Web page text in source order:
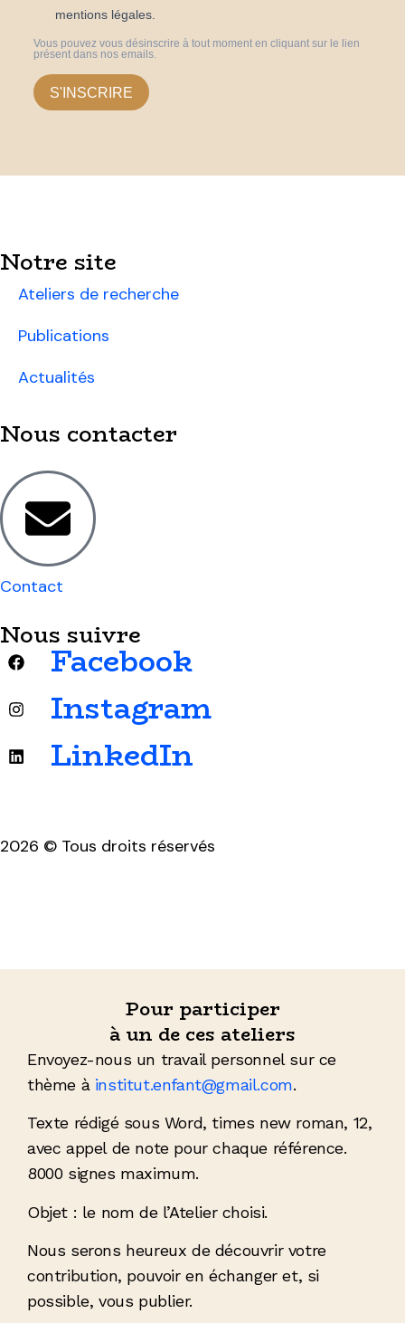
mentions légales.
Vous pouvez vous désinscrire à tout moment en cliquant sur le lien
présent dans nos emails.
S'INSCRIRE
Notre site
Ateliers de recherche
Publications
Actualités
Nous contacter
Contact
Nous suivre
Facebook
Instagram
LinkedIn
2026 © Tous droits réservés
Pour participer
à un de ces ateliers
Envoyez-nous un travail personnel sur ce
thème à institut.enfant@gmail.com.
Texte rédigé sous Word, times new roman, 12,
avec appel de note pour chaque référence.
8000 signes maximum.
Objet : le nom de l’Atelier choisi.
Nous serons heureux de découvrir votre
contribution, pouvoir en échanger et, si
possible, vous publier.